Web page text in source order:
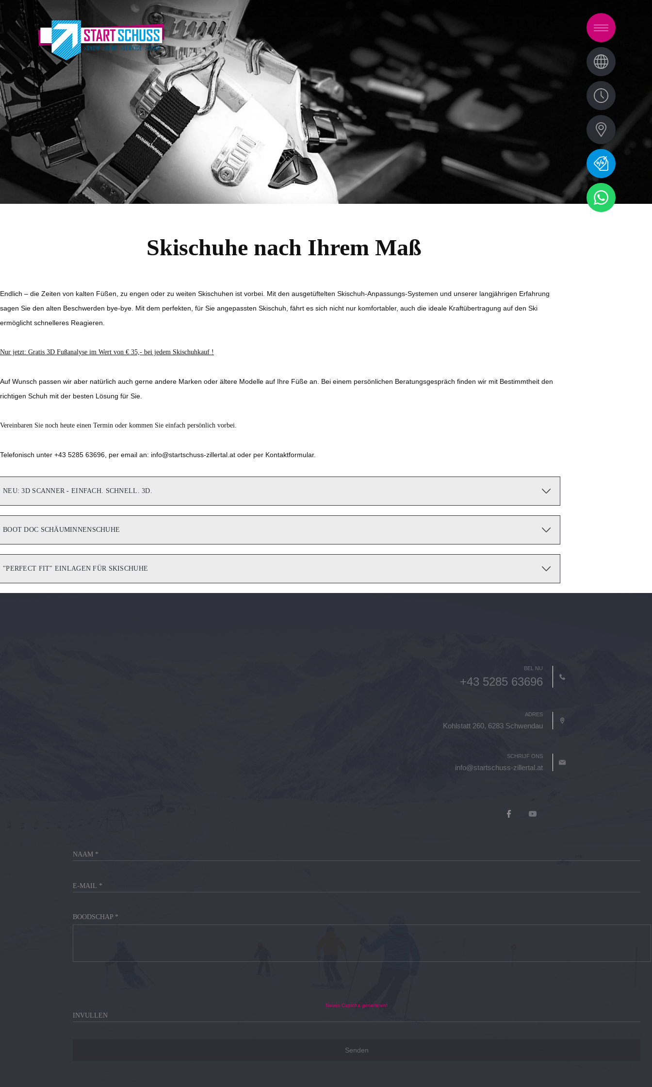
Skischuhe nach Ihrem Maß
Endlich – die Zeiten von kalten Füßen, zu engen oder zu weiten Skischuhen ist vorbei. Mit den ausgetüftelten Skischuh-Anpassungs-Systemen und unserer langjährigen Erfahrung
sagen Sie den alten Beschwerden bye-bye. Mit dem perfekten, für Sie angepassten Skischuh, fährt es sich nicht nur komfortabler, auch die ideale Kraftübertragung auf den Ski
ermöglicht schnelleres Reagieren.
Nur jetzt: Gratis 3D Fußanalyse im Wert von € 35,- bei jedem Skischuhkauf !
Auf Wunsch passen wir aber natürlich auch gerne andere Marken oder ältere Modelle auf Ihre Füße an. Bei einem persönlichen Beratungsgespräch finden wir mit Bestimmtheit den
richtigen Schuh mit der besten Lösung für Sie.
Vereinbaren Sie noch heute einen Termin oder kommen Sie einfach persönlich vorbei.
Telefonisch unter +43 5285 63696, per email an: info@startschuss-zillertal.at oder per Kontaktformular.
NEU: 3D SCANNER - EINFACH. SCHNELL. 3D.
BOOT DOC SCHÄUMINNENSCHUHE
"PERFECT FIT" EINLAGEN FÜR SKISCHUHE
BEL NU
+43 5285 63696
ADRES
Kohlstatt 260, 6283 Schwendau
SCHRIJF ONS
info@startschuss-zillertal.at
BOODSCHAP *
Neues Captcha generieren!